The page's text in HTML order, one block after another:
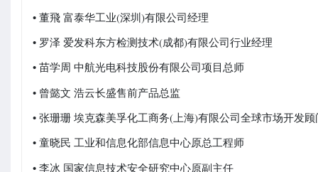
• 董飛 富泰华工业(深圳)有限公司经理
• 罗泽 爱发科东方检测技术(成都)有限公司行业经理
• 苗学周 中航光电科技股份有限公司项目总师
• 曾懿文 浩云长盛售前产品总监
• 张珊珊 埃克森美孚化工商务(上海)有限公司全球市场开发顾
• 童晓民 工业和信息化部信息中心原总工程师
• 李冰 国家信息技术安全研究中心原副主任